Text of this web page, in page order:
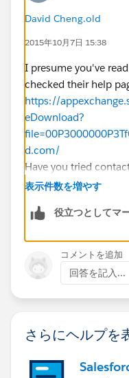
David Cheng.old
2015年10月7日 15:38
I presume you've
checked their help
https://
eDownload?
d.com/
Have you tried
http://
表示件数を増やす
役立つとしてマ
コメントを追加
回答を記入...
さらにヘルプを